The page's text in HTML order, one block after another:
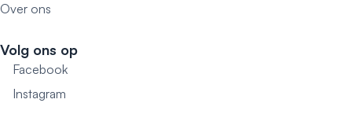
Over ons
Volg ons op
Facebook
Instagram